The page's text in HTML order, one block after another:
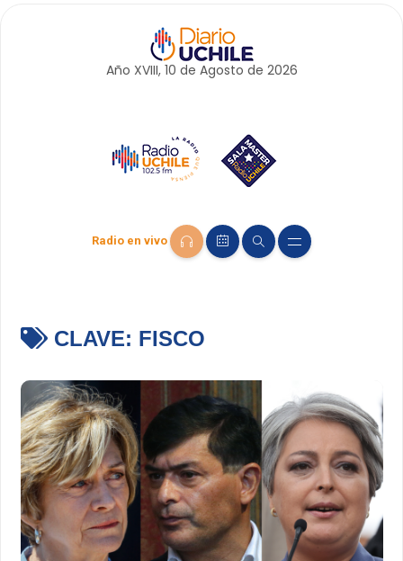
Año XVIII, 10 de Agosto de 2026
Radio en vivo
CLAVE: FISCO